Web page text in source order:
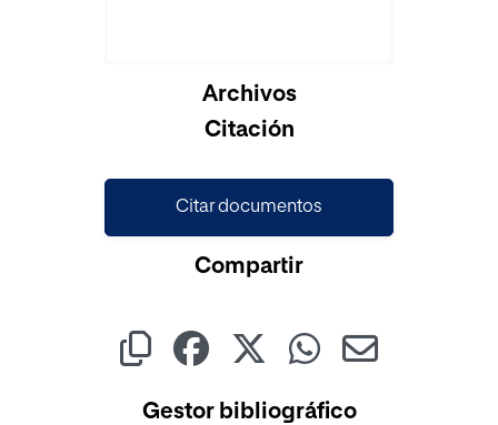
Archivos
Citación
Citar documentos
Compartir
Gestor bibliográfico